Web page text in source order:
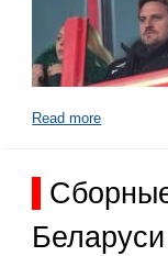
Read more